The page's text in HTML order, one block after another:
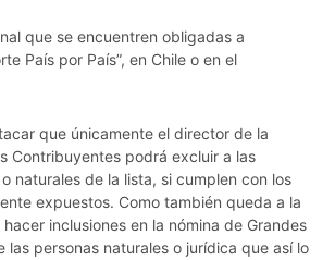
que se encuentren obligadas a
País por País”, en Chile o en el
que únicamente el director de la
Contribuyentes podrá excluir a las
naturales de la lista, si cumplen con los
expuestos. Como también queda a la
inclusiones en la nómina de Grandes
las personas naturales o jurídica que así lo